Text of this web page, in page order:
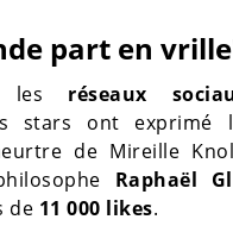
part en
les réseaux
stars ont exprimé
de Mireille
Raphaël
de 11 000 likes.